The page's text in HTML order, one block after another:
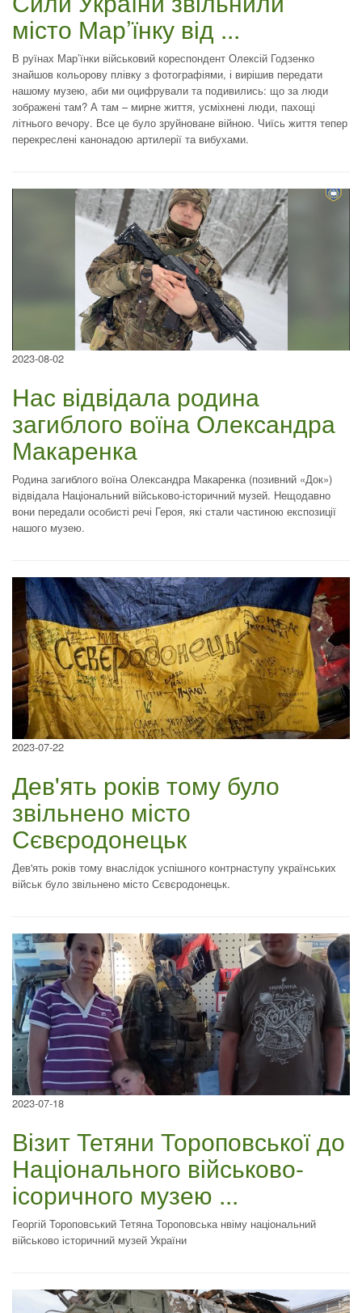
місто Мар’їнку від ...
В руїнах Мар’їнки військовий кореспондент Олексій Годзенко
знайшов кольорову плівку з фотографіями, і вирішив передати
нашому музею, аби ми оцифрували та подивились: що за люди
зображені там? А там – мирне життя, усміхнені люди, пахощі
літнього вечору. Все це було зруйноване війною. Чиїсь життя тепер
перекреслені канонадою артилерії та вибухами.
2023-08-02
Нас відвідала родина
загиблого воїна Олександра
Макаренка
Родина загиблого воїна Олександра Макаренка (позивний «Док»)
відвідала Національний військово-історичний музей. Нещодавно
вони передали особисті речі Героя, які стали частиною експозиції
нашого музею.
2023-07-22
Дев'ять років тому було
звільнено місто
Сєвєродонецьк
Дев'ять років тому внаслідок успішного контрнаступу українських
військ було звільнено місто Сєвєродонецьк.
2023-07-18
Візит Тетяни Тороповської до
Національного військово-
ісоричного музею ...
Георгій Тороповський Тетяна Тороповська нвіму національний
військово історичний музей України